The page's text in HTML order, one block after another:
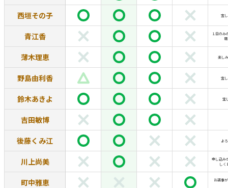
西垣その子 宜
青江香
１日のみ
薄木理恵 楽し
野島由利香 宜
鈴木あきよ 宜
吉田敏博
後藤くみ江 よ
川上尚美
申し込み
しく
町中雅恵 お返事